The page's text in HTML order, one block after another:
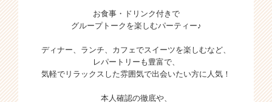
お食事・ドリンク付きで
グループトークを楽しむパーティー♪
ディナー、ランチ、カフェでスイーツを楽しむなど、
レパートリーも豊富で、
気軽でリラックスした雰囲気で出会いたい方に人気！
本人確認の徹底や、